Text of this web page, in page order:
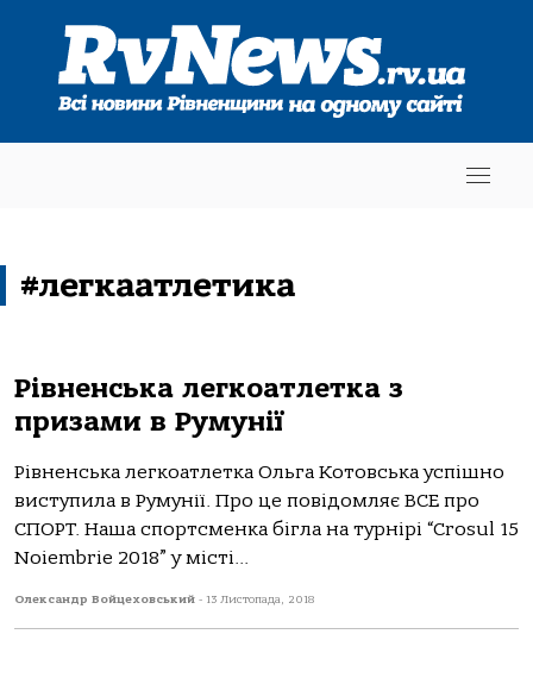
#легкаатлетика
Рівненська легкоатлетка з
призами в Румунії
Рівненська легкоатлетка Ольга Котовська успішно
виступила в Румунії. Про це повідомляє ВСЕ про
СПОРТ. Наша спортсменка бігла на турнірі “Crosul 15
Noiembrie 2018” у місті...
Олександр Войцеховський - 13 Листопада, 2018